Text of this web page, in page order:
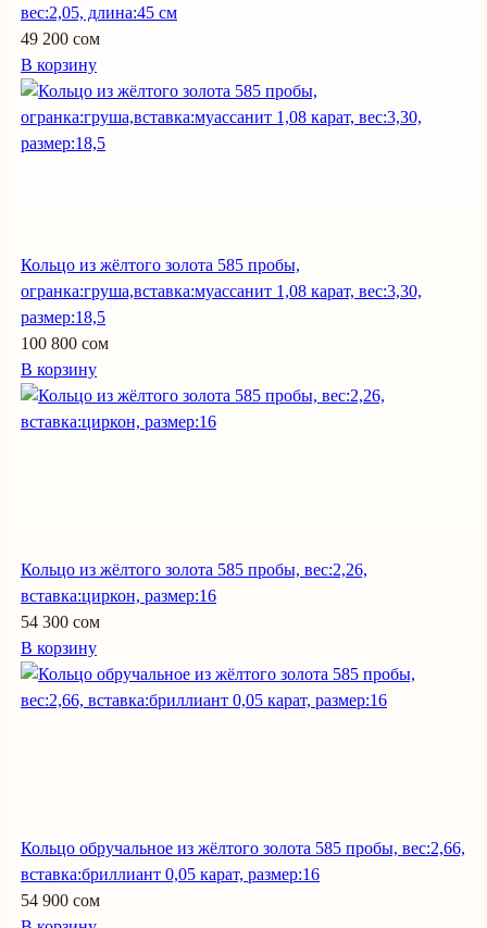
вес:2,05, длина:45 см
49 200 сом
В корзину
Кольцо из жёлтого золота 585 пробы,
огранка:груша,вставка:муассанит 1,08 карат, вес:3,30,
размер:18,5
100 800 сом
В корзину
Кольцо из жёлтого золота 585 пробы, вес:2,26,
вставка:циркон, размер:16
54 300 сом
В корзину
Кольцо обручальное из жёлтого золота 585 пробы, вес:2,66,
вставка:бриллиант 0,05 карат, размер:16
54 900 сом